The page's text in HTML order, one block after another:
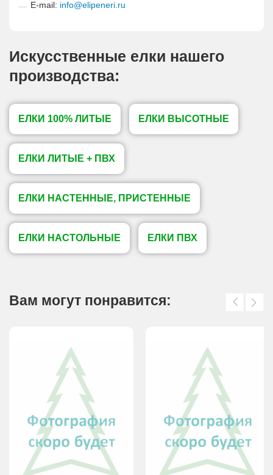
E-mail: info@elipeneri.ru
Искусственные елки нашего
производства:
ЕЛКИ 100% ЛИТЫЕ ЕЛКИ ВЫСОТНЫЕ
ЕЛКИ ЛИТЫЕ + ПВХ
ЕЛКИ НАСТЕННЫЕ, ПРИСТЕННЫЕ
ЕЛКИ НАСТОЛЬНЫЕ ЕЛКИ ПВХ
Вам могут понравится: